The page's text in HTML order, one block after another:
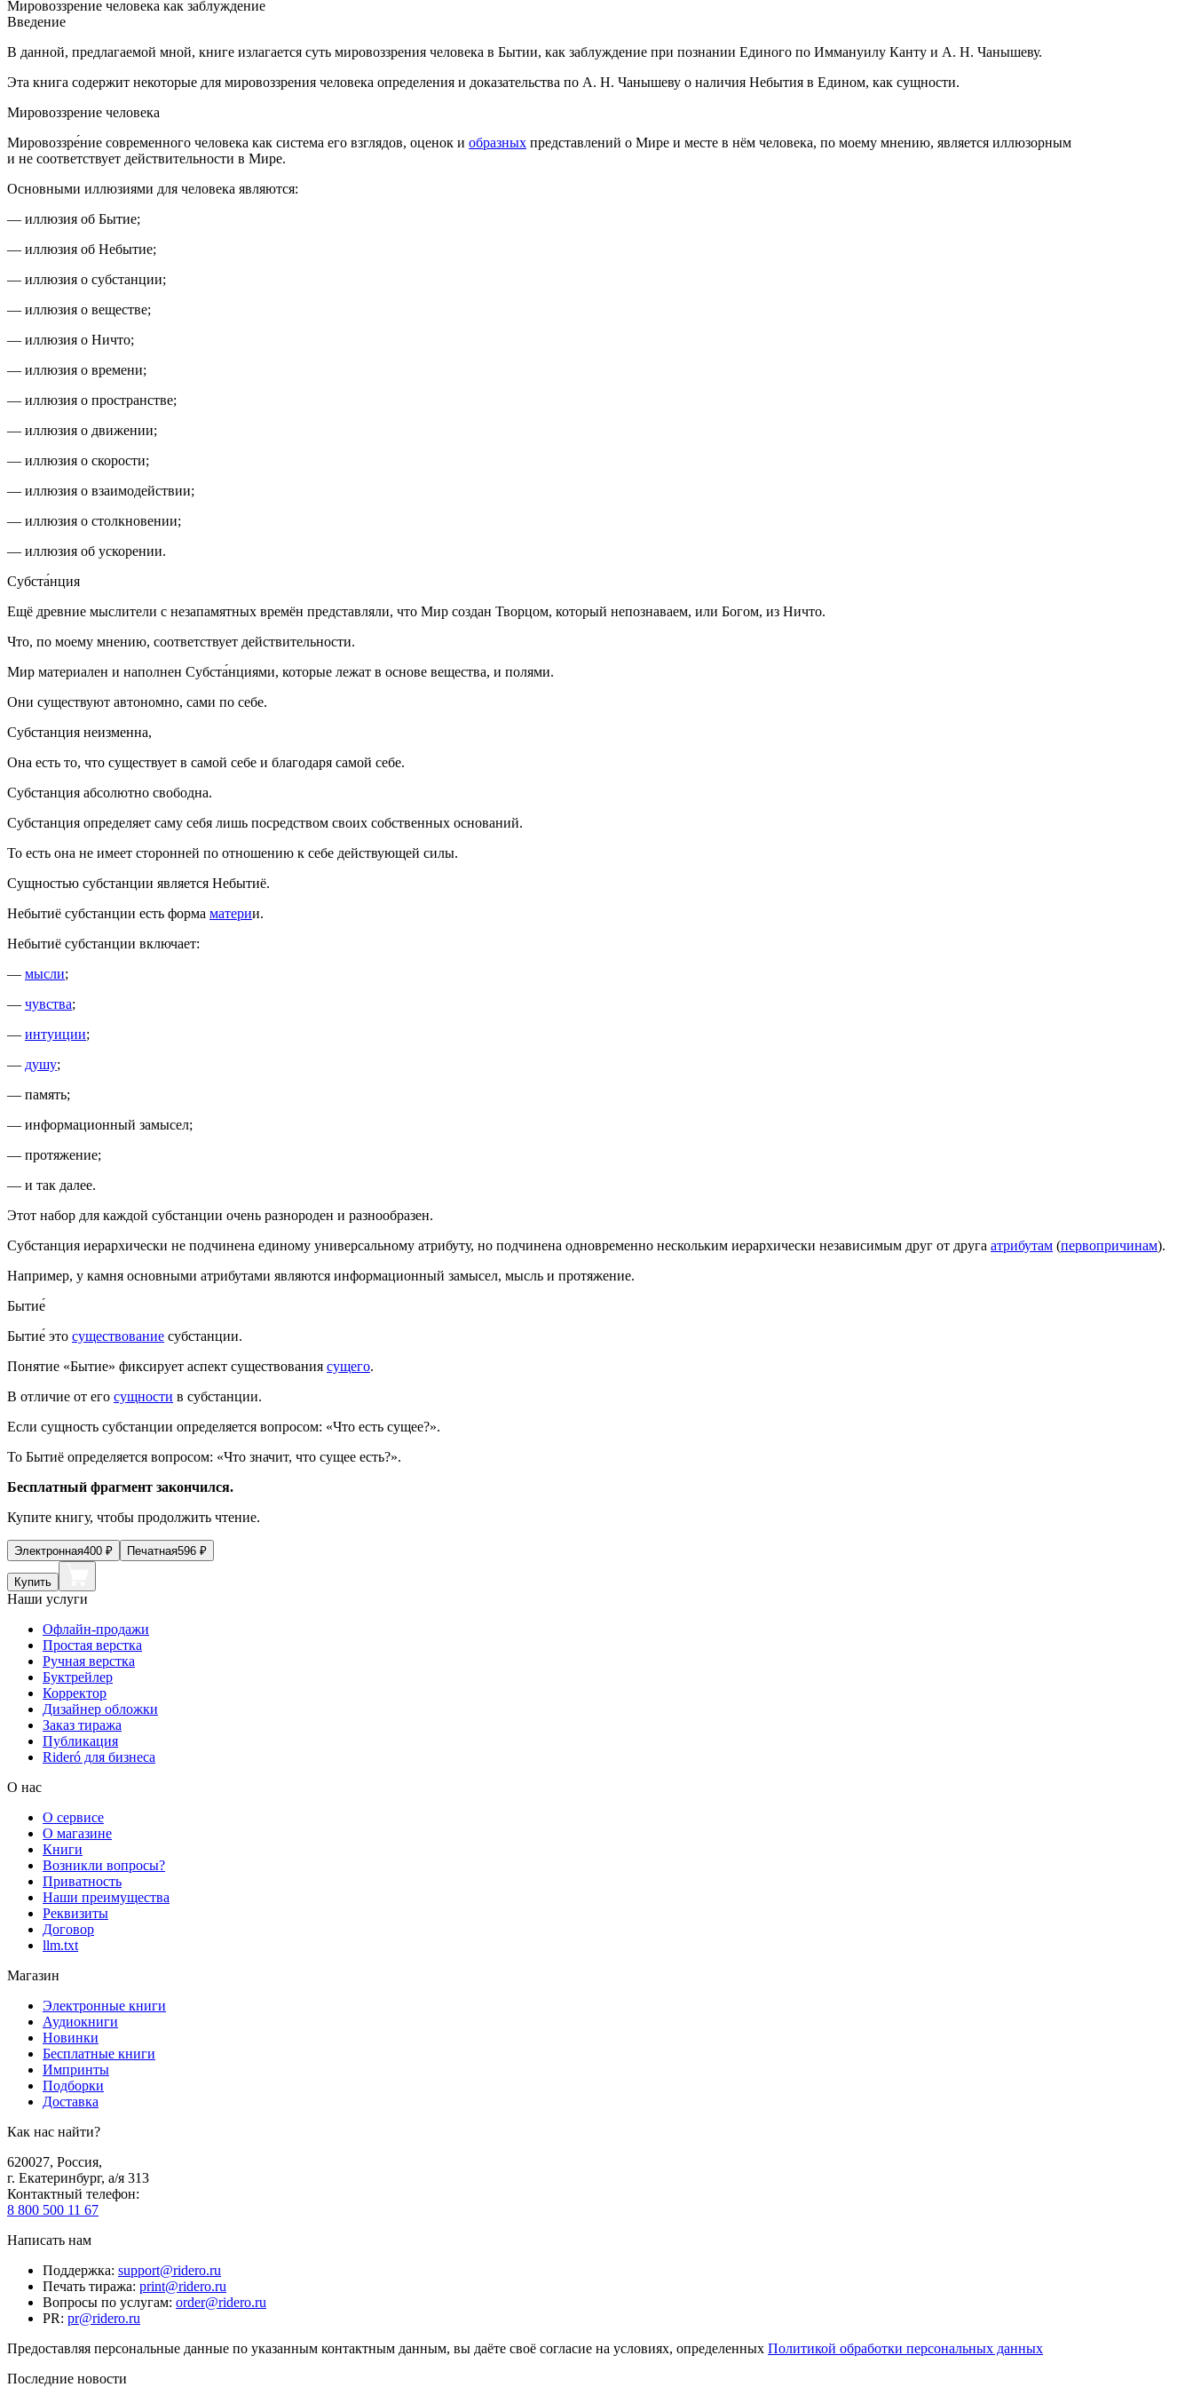
Мировоззрение человека как заблуждение
Введение
В данной, предлагаемой мной, книге излагается суть мировоззрения человека в Бытии, как заблуждение при познании Единого по Иммануилу Канту и А. Н. Чанышеву.
Эта книга содержит некоторые для мировоззрения человека определения и доказательства по А. Н. Чанышеву о наличия Небытия в Едином, как сущности.
Мировоззрение человека
Мировоззре́ние современного человека как система его взглядов, оценок и образных представлений о Мире и месте в нём человека, по моему мнению, является иллюзорным
и не соответствует действительности в Мире.
Основными иллюзиями для человека являются:
— иллюзия об Бытие;
— иллюзия об Небытие;
— иллюзия о субстанции;
— иллюзия о веществе;
— иллюзия о Ничто;
— иллюзия о времени;
— иллюзия о пространстве;
— иллюзия о движении;
— иллюзия о скорости;
— иллюзия о взаимодействии;
— иллюзия о столкновении;
— иллюзия об ускорении.
Субста́нция
Ещё древние мыслители с незапамятных времён представляли, что Мир создан Творцом, который непознаваем, или Богом, из Ничто.
Что, по моему мнению, соответствует действительности.
Мир материален и наполнен Субста́нциями, которые лежат в основе вещества, и полями.
Они существуют автономно, сами по себе.
Субстанция неизменна,
Она есть то, что существует в самой себе и благодаря самой себе.
Субстанция абсолютно свободна.
Субстанция определяет саму себя лишь посредством своих собственных оснований.
То есть она не имеет сторонней по отношению к себе действующей силы.
Сущностью субстанции является Небытиё.
Небытиё субстанции есть форма материи.
Небытиё субстанции включает:
— мысли;
— чувства;
— интуиции;
— душу;
— память;
— информационный замысел;
— протяжение;
— и так далее.
Этот набор для каждой субстанции очень разнороден и разнообразен.
Субстанция иерархически не подчинена единому универсальному атрибуту, но подчинена одновременно нескольким иерархически независимым друг от друга атрибутам (первопричинам).
Например, у камня основными атрибутами являются информационный замысел, мысль и протяжение.
Бытие́
Бытие́ это существование субстанции.
Понятие «Бытие» фиксирует аспект существования сущего.
В отличие от его сущности в субстанции.
Если сущность субстанции определяется вопросом: «Что есть сущее?».
То Бытиё определяется вопросом: «Что значит, что сущее есть?».
Бесплатный фрагмент закончился.
Купите книгу, чтобы продолжить чтение.
Электронная400 ₽ Печатная596 ₽
Купить
Наши услуги
Офлайн-продажи
Простая верстка
Ручная верстка
Буктрейлер
Корректор
Дизайнер обложки
Заказ тиража
Публикация
Rideró для бизнеса
О нас
О сервисе
О магазине
Книги
Возникли вопросы?
Приватность
Наши преимущества
Реквизиты
Договор
llm.txt
Магазин
Электронные книги
Аудиокниги
Новинки
Бесплатные книги
Импринты
Подборки
Доставка
Как нас найти?
620027, Россия,
г. Екатеринбург, а/я 313
Контактный телефон:
8 800 500 11 67
Написать нам
Поддержка: support@ridero.ru
Печать тиража: print@ridero.ru
Вопросы по услугам: order@ridero.ru
PR: pr@ridero.ru
Предоставляя персональные данные по указанным контактным данным, вы даёте своё согласие на условиях, определенных Политикой обработки персональных данных
Последние новости